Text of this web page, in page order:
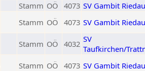
Stamm OÖ 4073 SV Gambit Riedau
Stamm OÖ 4073 SV Gambit Riedau
Stamm OÖ 4032 SV
Taufkirchen/
Stamm OÖ 4073 SV Gambit Riedau